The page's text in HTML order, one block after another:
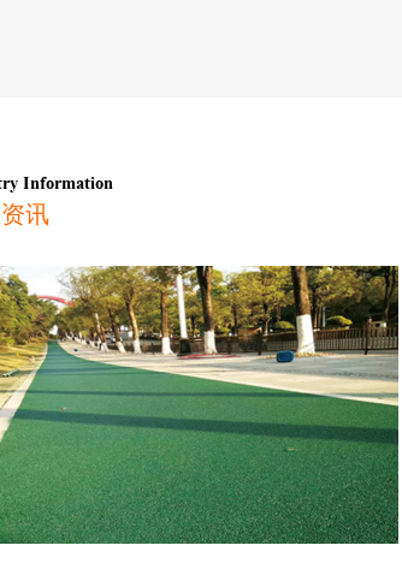
Information
讯